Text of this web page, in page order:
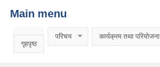
Main menu
गृहपृष्ठ
परिचय कार्यक्रम तथा परियोजना